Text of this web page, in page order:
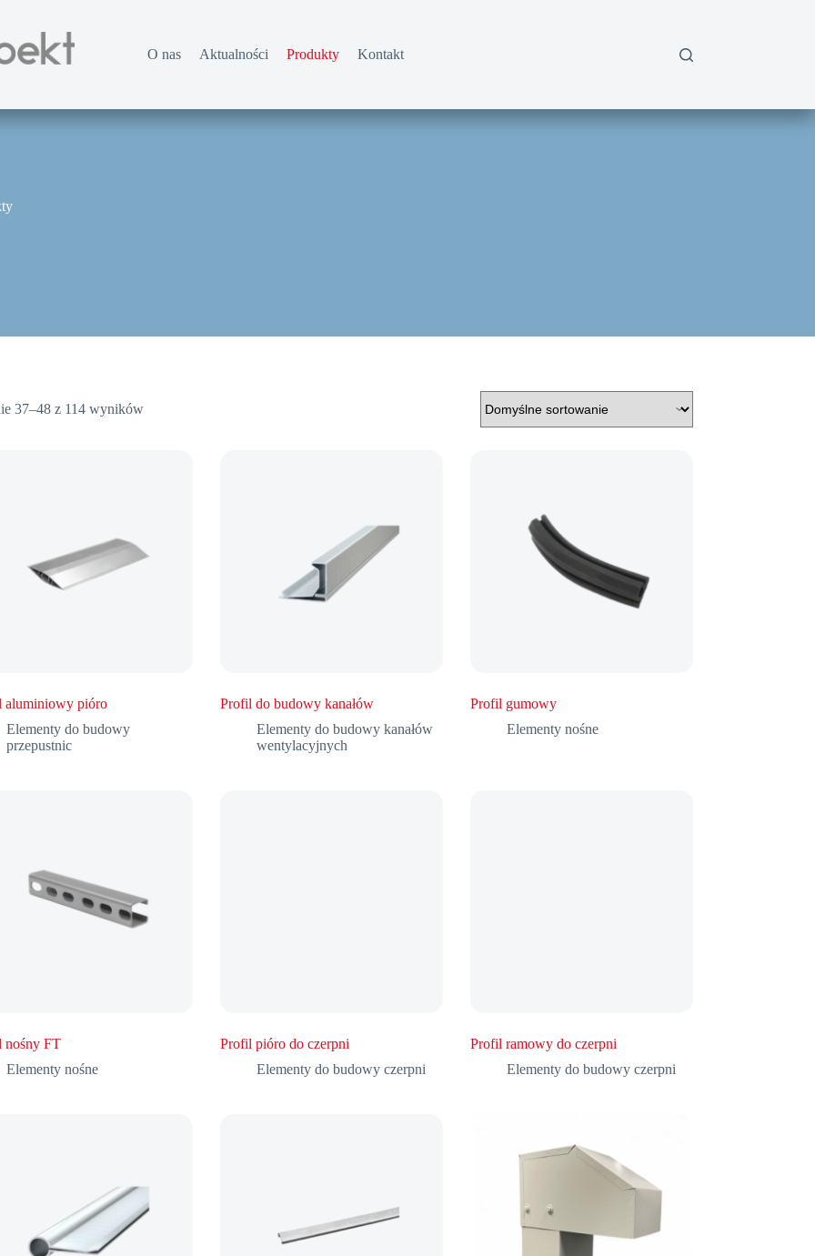
O nas
Aktualności Produkty Kontakt
37–48 z 114 wyników
aluminiowy pióro
Elementy do budowy
przepustnic
Profil do budowy kanałów
Elementy do budowy kanałów
wentylacyjnych
Profil gumowy
Elementy nośne
nośny FT
Elementy nośne
Profil pióro do czerpni
Elementy do budowy czerpni
Profil ramowy do czerpni
Elementy do budowy czerpni